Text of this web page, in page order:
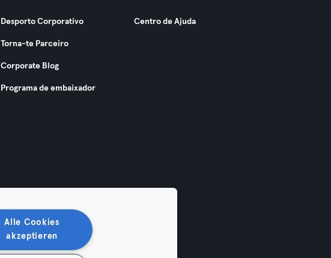
Desporto Corporativo
Torna-te Parceiro
Corporate Blog
Programa de embaixador
Centro de Ajuda
Alle Cookies
akzeptieren